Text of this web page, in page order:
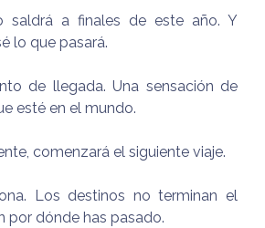
saldrá a finales de este año. Y
lo que pasará.
de llegada. Una sensación de
esté en el mundo.
comenzará el siguiente viaje.
Los destinos no terminan el
por dónde has pasado.